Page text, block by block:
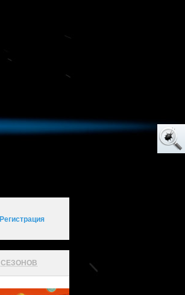
Регистрация
СЕЗОНОВ